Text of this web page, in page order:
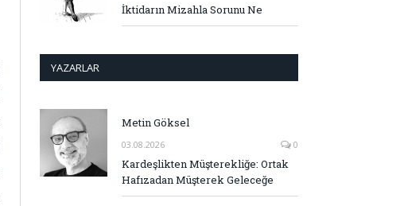
İktidarın Mizahla Sorunu Ne
YAZARLAR
Metin Göksel
03.08.2026 0
Kardeşlikten Müşterekliğe: Ortak
Hafızadan Müşterek Geleceğe